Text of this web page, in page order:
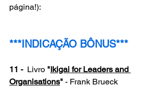
página!):
***INDICAÇÃO BÔNUS***
11 - Livro "Ikigai for Leaders and
Organisations" - Frank Brueck